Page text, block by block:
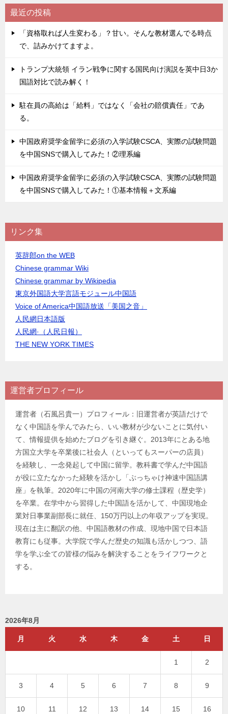
最近の投稿
「資格取れば人生変わる」？甘い。そんな教材選んでる時点
で、詰みかけてますよ。
トランプ大統領 イラン戦争に関する国民向け演説を英中日3か
国語対比で読み解く！
駐在員の高給は「給料」ではなく「会社の賠償責任」であ
る。
中国政府奨学金留学に必須の入学試験CSCA、実際の試験問題
を中国SNSで購入してみた！②理系編
中国政府奨学金留学に必須の入学試験CSCA、実際の試験問題
を中国SNSで購入してみた！①基本情報＋文系編
リンク集
英辞郎on the WEB
Chinese grammar Wiki
Chinese grammar by Wikipedia
東京外国語大学言語モジュール中国語
Voice of America中国語放送「美国之音」
人民網日本語版
人民網·（人民日報）
THE NEW YORK TIMES
運営者プロフィール
運営者（石風呂貴一）プロフィール：旧運営者が英語だけで
なく中国語を学んでみたら、いい教材が少ないことに気付い
て、情報提供を始めたブログを引き継ぐ。2013年にとある地
方国立大学を卒業後に社会人（といってもスーパーの店員）
を経験し、一念発起して中国に留学。教科書で学んだ中国語
が役に立たなかった経験を活かし「ぶっちゃけ神速中国語講
座」を執筆。2020年に中国の河南大学の修士課程（歴史学）
を卒業。在学中から習得した中国語を活かして、中国現地企
業対日事業副部長に就任、150万円以上の年収アップを実現。
現在は主に翻訳の他、中国語教材の作成、現地中国で日本語
教育にも従事。大学院で学んだ歴史の知識も活かしつつ、語
学を学ぶ全ての皆様の悩みを解決することをライフワークと
する。
2026年8月
月 火 水 木 金 土 日
1 2
3 4 5 6 7 8 9
10 11 12 13 14 15 16